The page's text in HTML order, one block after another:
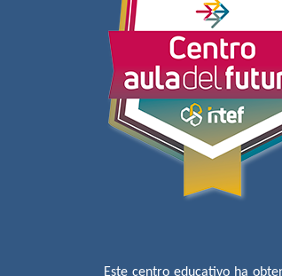
Este centro educativo ha